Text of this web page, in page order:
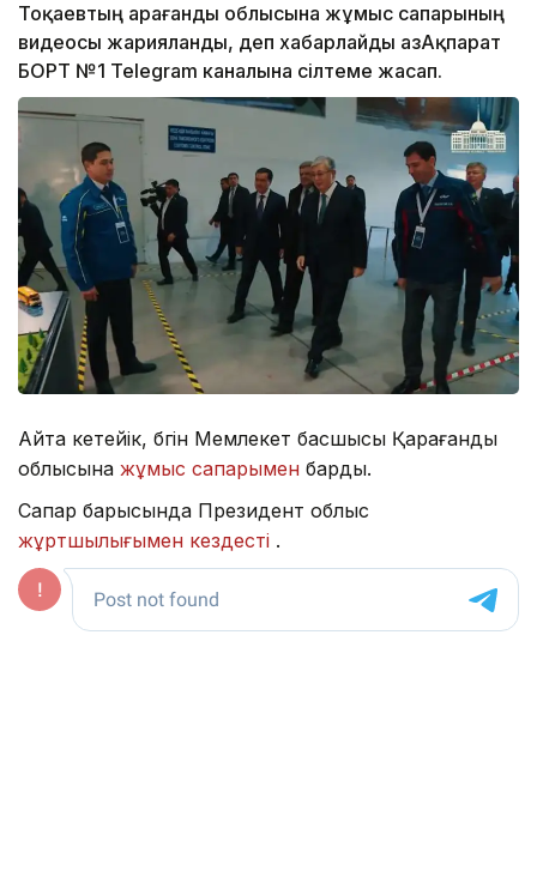
Тоқаевтың Қарағанды облысына жұмыс сапарының
видеосы жарияланды, деп хабарлайды ҚазАқпарат
БОРТ №1 Telegram каналына сілтеме жасап.
Айта кетейік, бүгін Мемлекет басшысы Қарағанды
облысына жұмыс сапарымен барды.
Сапар барысында Президент облыс
жұртшылығымен кездесті .